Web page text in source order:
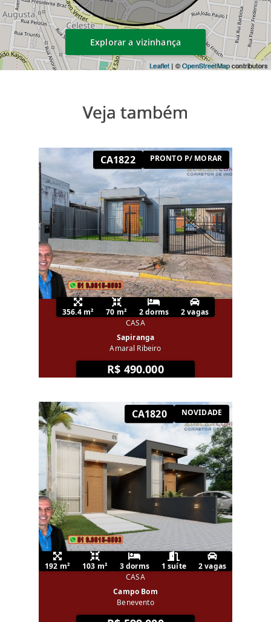
Leaflet | ©OpenStreetMapcontributors
Explorar a vizinhança
Veja também
CA1822 PRONTO P/ MORAR
356.4 m² 70 m² 2 dorms
2 vagas
CASA
Sapiranga
Amaral Ribeiro
R$ 490.000
CA1820 NOVIDADE
192 m² 103 m² 3 dorms 1 suíte
2 vagas
CASA
Campo Bom
Benevento